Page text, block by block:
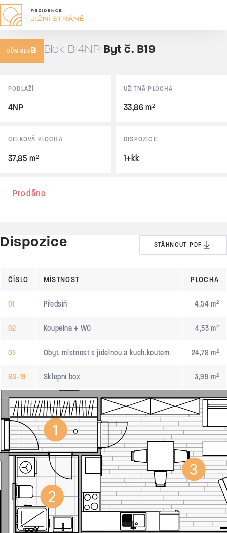
DŮM BD3B Blok B 4NP Byt č. B19
Základní údaje
PODLAŽÍ
4NP
UŽITNÁ PLOCHA
33,86 m²
CELKOVÁ PLOCHA
37,85 m²
DISPOZICE
1+kk
Prodáno
Dispozice STÁHNOUT PDF
ČÍSLO MÍSTNOST PLOCHA
01 Předsíň 4,54 m²
02 Koupelna + WC 4,53 m²
03 Obyt. místnost s jídelnou a kuch.koutem 24,78 m²
BS-19 Sklepní box 3,99 m²
B19
37,85 m²
Prodáno